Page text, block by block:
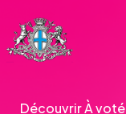
Découvrir À voté